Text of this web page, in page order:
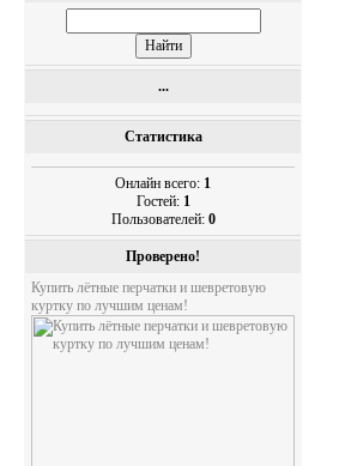
...
Статистика
Онлайн всего: 1
Гостей: 1
Пользователей: 0
Проверено!
Купить лётные перчатки и шевретовую
куртку по лучшим ценам!